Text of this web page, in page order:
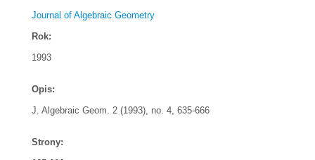
Journal of Algebraic Geometry
Rok:
1993
Opis:
J. Algebraic Geom. 2 (1993), no. 4, 635-666
Strony: